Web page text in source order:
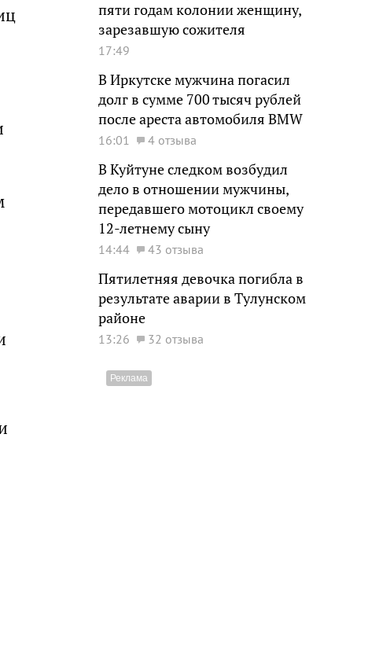
пяти годам колонии женщину,
зарезавшую сожителя
17:49
В Иркутске мужчина погасил
долг в сумме 700 тысяч рублей
после ареста автомобиля BMW
16:01 4 отзыва
В Куйтуне следком возбудил
дело в отношении мужчины,
передавшего мотоцикл своему
12-летнему сыну
14:44 43 отзыва
Пятилетняя девочка погибла в
результате аварии в Тулунском
районе
13:26 32 отзыва